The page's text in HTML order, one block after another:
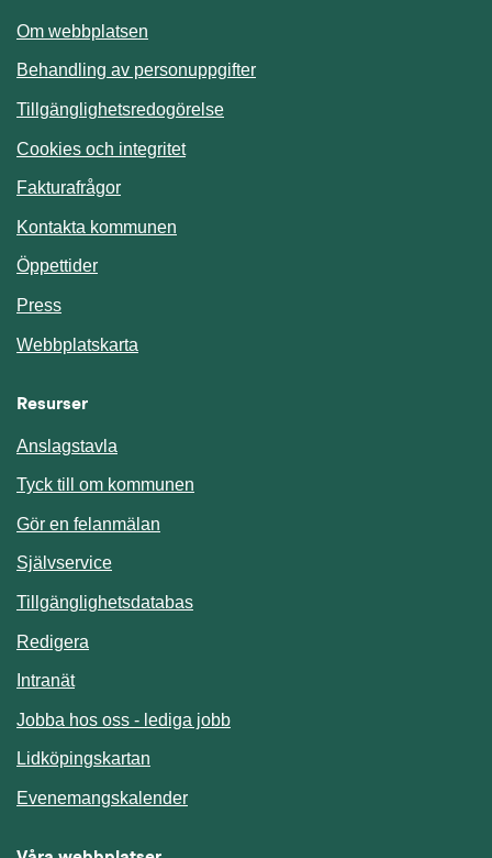
Om webbplatsen
Behandling av personuppgifter
Tillgänglighetsredogörelse
Cookies och integritet
Fakturafrågor
Kontakta kommunen
Öppettider
Press
Webbplatskarta
Resurser
Anslagstavla
Tyck till om kommunen
Gör en felanmälan
SjälvserviceLänk till annan webbplats.
TillgänglighetsdatabasLänk till annan webbplats.
Redigera
IntranätLänk till annan webbplats.
Jobba hos oss - lediga jobb
Lidköpingskartan
EvenemangskalenderLänk till annan webbplats.